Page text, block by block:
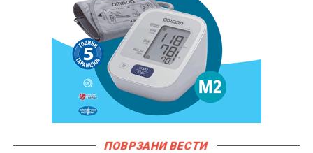
ПОВРЗАНИ ВЕСТИ